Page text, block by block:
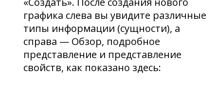
графика слева вы увидите различные
типы информации (сущности), а
справа — Обзор, подробное
представление и представление
свойств, как показано здесь: